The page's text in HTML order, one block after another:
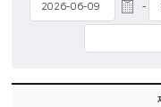
-